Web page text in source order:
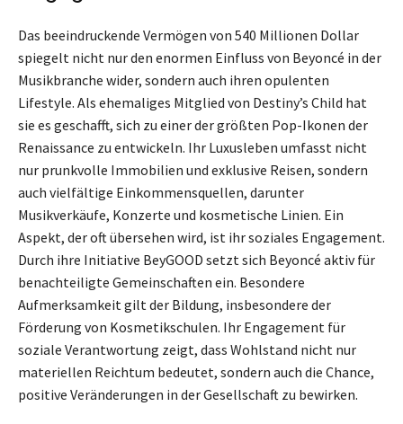
Das beeindruckende Vermögen von 540 Millionen Dollar
spiegelt nicht nur den enormen Einfluss von Beyoncé in der
Musikbranche wider, sondern auch ihren opulenten
Lifestyle. Als ehemaliges Mitglied von Destiny’s Child hat
sie es geschafft, sich zu einer der größten Pop-Ikonen der
Renaissance zu entwickeln. Ihr Luxusleben umfasst nicht
nur prunkvolle Immobilien und exklusive Reisen, sondern
auch vielfältige Einkommensquellen, darunter
Musikverkäufe, Konzerte und kosmetische Linien. Ein
Aspekt, der oft übersehen wird, ist ihr soziales Engagement.
Durch ihre Initiative BeyGOOD setzt sich Beyoncé aktiv für
benachteiligte Gemeinschaften ein. Besondere
Aufmerksamkeit gilt der Bildung, insbesondere der
Förderung von Kosmetikschulen. Ihr Engagement für
soziale Verantwortung zeigt, dass Wohlstand nicht nur
materiellen Reichtum bedeutet, sondern auch die Chance,
positive Veränderungen in der Gesellschaft zu bewirken.